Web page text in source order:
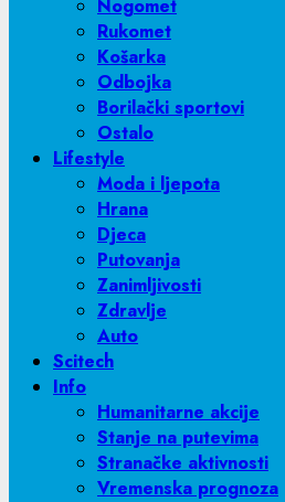
Nogomet
Rukomet
Košarka
Odbojka
Borilački sportovi
Ostalo
Lifestyle
Moda i ljepota
Hrana
Djeca
Putovanja
Zanimljivosti
Zdravlje
Auto
Scitech
Info
Humanitarne akcije
Stanje na putevima
Stranačke aktivnosti
Vremenska prognoza